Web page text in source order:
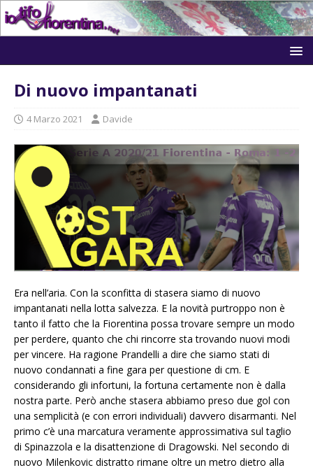
Di nuovo impantanati
4 Marzo 2021 Davide
Era nell’aria. Con la sconfitta di stasera siamo di nuovo
impantanati nella lotta salvezza. E la novità purtroppo non è
tanto il fatto che la Fiorentina possa trovare sempre un modo
per perdere, quanto che chi rincorre sta trovando nuovi modi
per vincere. Ha ragione Prandelli a dire che siamo stati di
nuovo condannati a fine gara per questione di cm. E
considerando gli infortuni, la fortuna certamente non è dalla
nostra parte. Però anche stasera abbiamo preso due gol con
una semplicità (e con errori individuali) davvero disarmanti. Nel
primo c’è una marcatura veramente approssimativa sul taglio
di Spinazzola e la disattenzione di Dragowski. Nel secondo di
nuovo Milenkovic distratto rimane oltre un metro dietro alla